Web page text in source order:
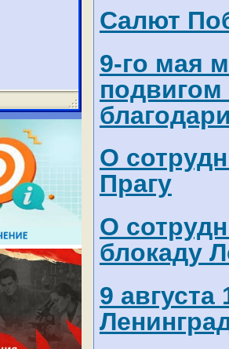
Салют
9-го мая
подвигом
О
Прагу
О
блокаду
9